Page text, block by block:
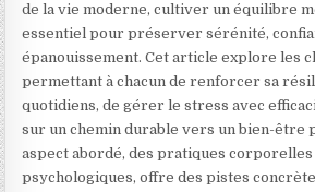
de la vie moderne, cultiver un équilibre
essentiel pour préserver sérénité,
épanouissement. Cet article explore les
permettant à chacun de renforcer sa
quotidiens, de gérer le stress avec
sur un chemin durable vers un bien-être
aspect abordé, des pratiques
psychologiques, offre des pistes